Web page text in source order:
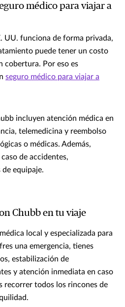
médico para viajar a
UU. funciona de forma privada,
puede tener un costo
cobertura. Por eso es
seguro médico para viajar a
incluyen atención médica en
telemedicina y reembolso
o médicas. Además,
de accidentes,
equipaje.
Chubb en tu viaje
local y especializada para
una emergencia, tienes
estabilización de
y atención inmediata en caso
recorrer todos los rincones de